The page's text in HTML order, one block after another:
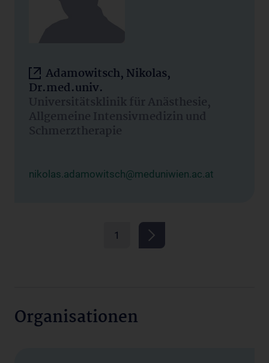
Adamowitsch, Nikolas,
Dr.med.univ.
Universitätsklinik für Anästhesie,
Allgemeine Intensivmedizin und
Schmerztherapie
nikolas.adamowitsch@meduniwien.ac.at
1
Organisationen